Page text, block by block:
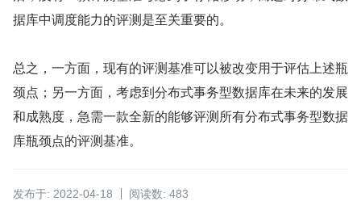
据库中调度能力的评测是至关重要的。
总之，一方面，现有的评测基准可以被改变用于评估上述瓶
颈点；另一方面，考虑到分布式事务型数据库在未来的发展
和成熟度，急需一款全新的能够评测所有分布式事务型数据
库瓶颈点的评测基准。
发布于: 2022-04-18 阅读数: 483